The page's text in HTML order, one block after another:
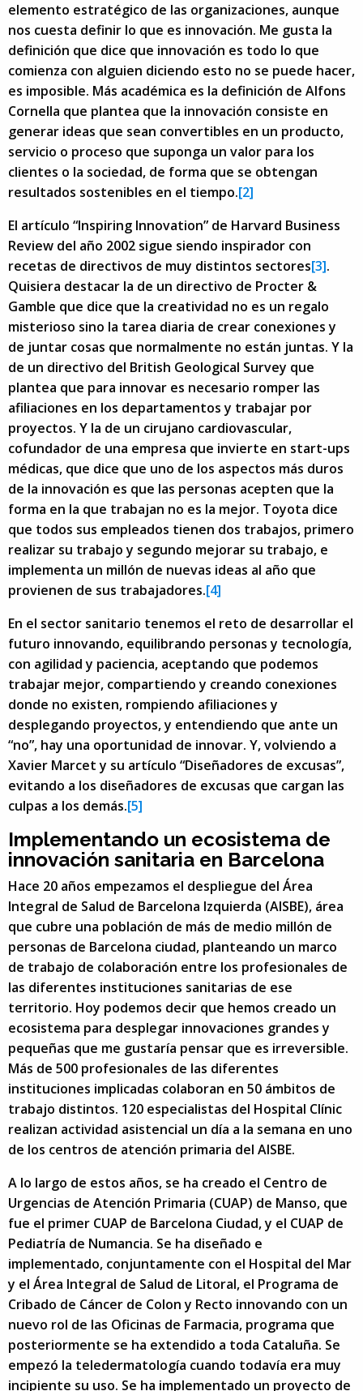
elemento estratégico de las organizaciones, aunque
nos cuesta definir lo que es innovación. Me gusta la
definición que dice que innovación es todo lo que
comienza con alguien diciendo esto no se puede hacer,
es imposible. Más académica es la definición de Alfons
Cornella que plantea que la innovación consiste en
generar ideas que sean convertibles en un producto,
servicio o proceso que suponga un valor para los
clientes o la sociedad, de forma que se obtengan
resultados sostenibles en el tiempo.[2]
El artículo “Inspiring Innovation” de Harvard Business
Review del año 2002 sigue siendo inspirador con
recetas de directivos de muy distintos sectores[3].
Quisiera destacar la de un directivo de Procter &
Gamble que dice que la creatividad no es un regalo
misterioso sino la tarea diaria de crear conexiones y
de juntar cosas que normalmente no están juntas. Y la
de un directivo del British Geological Survey que
plantea que para innovar es necesario romper las
afiliaciones en los departamentos y trabajar por
proyectos. Y la de un cirujano cardiovascular,
cofundador de una empresa que invierte en start-ups
médicas, que dice que uno de los aspectos más duros
de la innovación es que las personas acepten que la
forma en la que trabajan no es la mejor. Toyota dice
que todos sus empleados tienen dos trabajos, primero
realizar su trabajo y segundo mejorar su trabajo, e
implementa un millón de nuevas ideas al año que
provienen de sus trabajadores.[4]
En el sector sanitario tenemos el reto de desarrollar el
futuro innovando, equilibrando personas y tecnología,
con agilidad y paciencia, aceptando que podemos
trabajar mejor, compartiendo y creando conexiones
donde no existen, rompiendo afiliaciones y
desplegando proyectos, y entendiendo que ante un
“no”, hay una oportunidad de innovar. Y, volviendo a
Xavier Marcet y su artículo “Diseñadores de excusas”,
evitando a los diseñadores de excusas que cargan las
culpas a los demás.[5]
Implementando un ecosistema de
innovación sanitaria en Barcelona
Hace 20 años empezamos el despliegue del Área
Integral de Salud de Barcelona Izquierda (AISBE), área
que cubre una población de más de medio millón de
personas de Barcelona ciudad, planteando un marco
de trabajo de colaboración entre los profesionales de
las diferentes instituciones sanitarias de ese
territorio. Hoy podemos decir que hemos creado un
ecosistema para desplegar innovaciones grandes y
pequeñas que me gustaría pensar que es irreversible.
Más de 500 profesionales de las diferentes
instituciones implicadas colaboran en 50 ámbitos de
trabajo distintos. 120 especialistas del Hospital Clínic
realizan actividad asistencial un día a la semana en uno
de los centros de atención primaria del AISBE.
A lo largo de estos años, se ha creado el Centro de
Urgencias de Atención Primaria (CUAP) de Manso, que
fue el primer CUAP de Barcelona Ciudad, y el CUAP de
Pediatría de Numancia. Se ha diseñado e
implementado, conjuntamente con el Hospital del Mar
y el Área Integral de Salud de Litoral, el Programa de
Cribado de Cáncer de Colon y Recto innovando con un
nuevo rol de las Oficinas de Farmacia, programa que
posteriormente se ha extendido a toda Cataluña. Se
empezó la teledermatología cuando todavía era muy
incipiente su uso. Se ha implementado un proyecto de